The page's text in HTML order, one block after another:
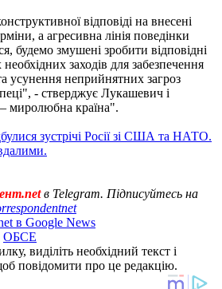
відповіді на внесені
а агресивна лінія поведінки
будемо змушені зробити відповідні
заходів для забезпечення
усунення неприйнятних загроз
- стверджує Лукашевич і
миролюбна країна".
зустрічі Росії зі США та НАТО.
в Telegram. Підписуйтесь на
в Google News
ОБСЕ
виділіть необхідний текст і
повідомити про це редакцію.